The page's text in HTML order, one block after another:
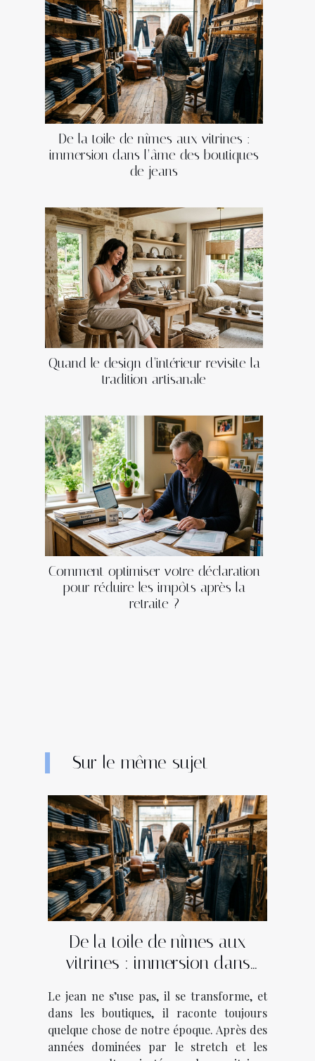
De la toile de nîmes aux vitrines :
immersion dans l’âme des boutiques
de jeans
Quand le design d’intérieur revisite la
tradition artisanale
Comment optimiser votre déclaration
pour réduire les impôts après la
retraite ?
Sur le même sujet
De la toile de nîmes aux
vitrines : immersion dans
Le jean ne s’use pas, il se transforme, et
dans les boutiques, il raconte toujours
quelque chose de notre époque. Après des
années dominées par le stretch et les